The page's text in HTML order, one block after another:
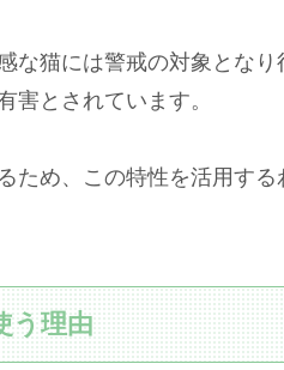
猫には警戒の対象となり
害とされています。
め、この特性を活用する
う理由